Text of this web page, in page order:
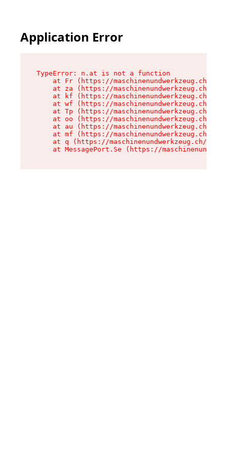
Application Error
TypeError: n.at is not a function
at Fr (https://maschinenundwerkzeug.ch/
at za (https://maschinenundwerkzeug.ch/
at kf (https://maschinenundwerkzeug.ch/
at wf (https://maschinenundwerkzeug.ch/
at Tp (https://maschinenundwerkzeug.ch/
at oo (https://maschinenundwerkzeug.ch/
at au (https://maschinenundwerkzeug.ch/
at mf (https://maschinenundwerkzeug.ch/
at q (https://maschinenundwerkzeug.ch/
at MessagePort.Se (https://